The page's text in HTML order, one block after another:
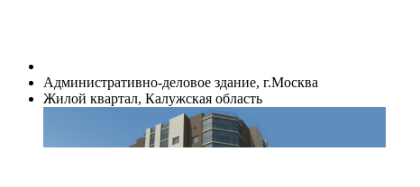
Административно-деловое здание, г.Москва
Жилой квартал, Калужская область